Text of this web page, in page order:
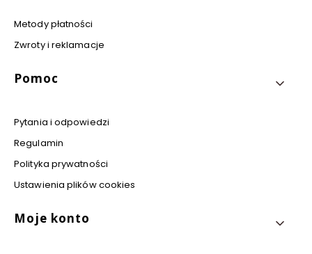
Metody płatności
Zwroty i reklamacje
Pomoc
Pytania i odpowiedzi
Regulamin
Polityka prywatności
Ustawienia plików cookies
Moje konto